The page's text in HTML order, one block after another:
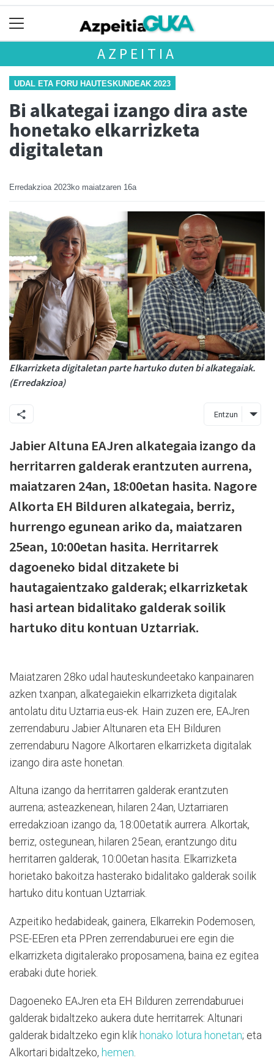
AZPEITIA
UDAL ETA FORU HAUTESKUNDEAK 2023
Bi alkategai izango dira aste
honetako elkarrizketa
digitaletan
Erredakzioa 2023ko maiatzaren 16a
Elkarrizketa digitaletan parte hartuko duten bi alkategaiak.
(Erredakzioa)
Entzun
Jabier Altuna EAJren alkategaia izango da
herritarren galderak erantzuten aurrena,
maiatzaren 24an, 18:00etan hasita. Nagore
Alkorta EH Bilduren alkategaia, berriz,
hurrengo egunean ariko da, maiatzaren
25ean, 10:00etan hasita. Herritarrek
dagoeneko bidal ditzakete bi
hautagaientzako galderak; elkarrizketak
hasi artean bidalitako galderak soilik
hartuko ditu kontuan Uztarriak.
Maiatzaren 28ko udal hauteskundeetako kanpainaren
azken txanpan, alkategaiekin elkarrizketa digitalak
antolatu ditu Uztarria.eus-ek. Hain zuzen ere, EAJren
zerrendaburu Jabier Altunaren eta EH Bilduren
zerrendaburu Nagore Alkortaren elkarrizketa digitalak
izango dira aste honetan.
Altuna izango da herritarren galderak erantzuten
aurrena; asteazkenean, hilaren 24an, Uztarriaren
erredakzioan izango da, 18:00etatik aurrera. Alkortak,
berriz, ostegunean, hilaren 25ean, erantzungo ditu
herritarren galderak, 10:00etan hasita. Elkarrizketa
horietako bakoitza hasterako bidalitako galderak soilik
hartuko ditu kontuan Uztarriak.
Azpeitiko hedabideak, gainera, Elkarrekin Podemosen,
PSE-EEren eta PPren zerrendaburuei ere egin die
elkarrizketa digitalerako proposamena, baina ez egitea
erabaki dute horiek.
Dagoeneko EAJren eta EH Bilduren zerrendaburuei
galderak bidaltzeko aukera dute herritarrek: Altunari
galderak bidaltzeko egin klik honako lotura honetan; eta
Alkortari bidaltzeko, hemen